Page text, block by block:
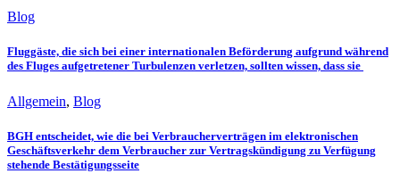
Blog
Fluggäste, die sich bei einer internationalen Beförderung aufgrund während
des Fluges aufgetretener Turbulenzen verletzen, sollten wissen, dass sie
Allgemein, Blog
BGH entscheidet, wie die bei Verbraucherverträgen im elektronischen
Geschäftsverkehr dem Verbraucher zur Vertragskündigung zu Verfügung
stehende Bestätigungsseite